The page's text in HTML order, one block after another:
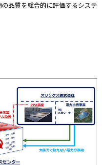
品質を総合的に評価するシステ